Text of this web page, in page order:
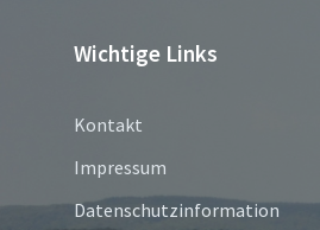
Wichtige Links
Kontakt
Impressum
Datenschutzinformation